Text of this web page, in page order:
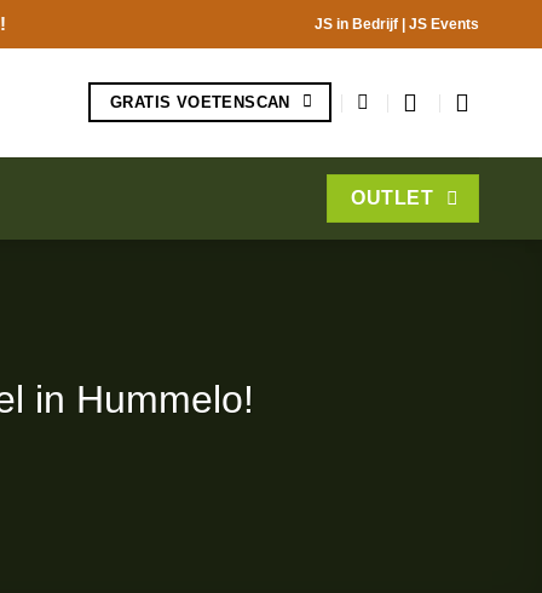
JS in Bedrijf | JS Events
GRATIS VOETENSCAN
OUTLET
in Hummelo!